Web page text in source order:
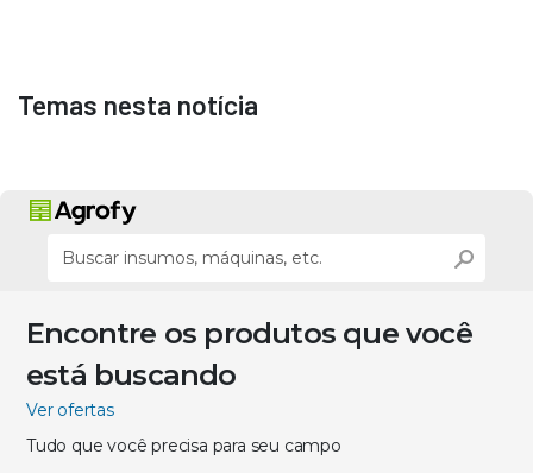
Temas nesta notícia
Encontre os produtos que você
está buscando
Ver ofertas
Tudo que você precisa para seu campo